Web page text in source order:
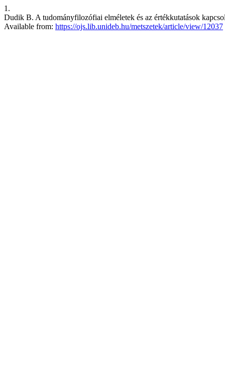
1.
Dudik B. A tudományfilozófiai elméletek és az értékkutatások
Available from: https://ojs.lib.unideb.hu/metszetek/article/view/12037